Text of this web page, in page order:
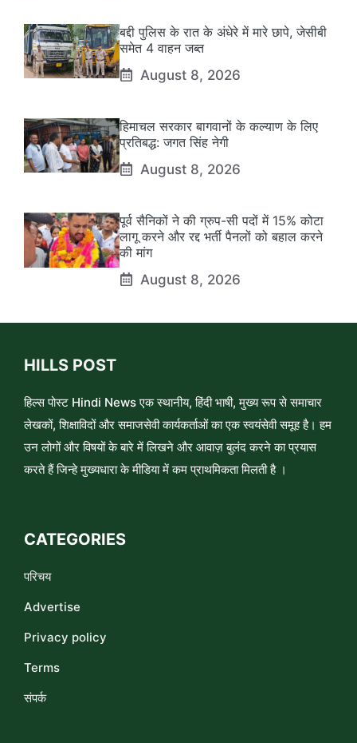
बद्दी पुलिस के रात के अंधेरे में मारे छापे, जेसीबी
समेत 4 वाहन जब्त
August 8, 2026
हिमाचल सरकार बागवानों के कल्याण के लिए
प्रतिबद्ध: जगत सिंह नेगी
August 8, 2026
पूर्व सैनिकों ने की ग्रुप-सी पदों में 15% कोटा
लागू करने और रद्द भर्ती पैनलों को बहाल करने
की मांग
August 8, 2026
HILLS POST
हिल्स पोस्ट Hindi News एक स्थानीय, हिंदी भाषी, मुख्य रूप से समाचार
लेखकों, शिक्षाविदों और समाजसेवी कार्यकर्ताओं का एक स्वयंसेवी समूह है। हम
उन लोगों और विषयों के बारे में लिखने और आवाज़ बुलंद करने का प्रयास
करते हैं जिन्हे मुख्यधारा के मीडिया में कम प्राथमिकता मिलती है ।
CATEGORIES
परिचय
Advertise
Privacy policy
Terms
संपर्क